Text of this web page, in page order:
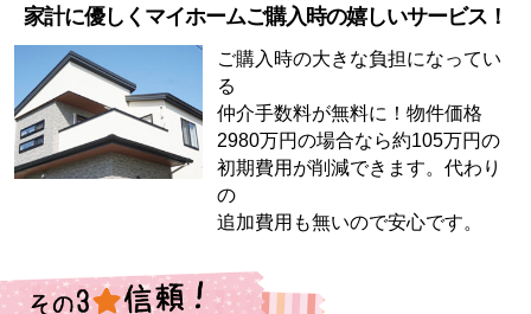
家計に優しくマイホームご購入時の嬉しいサービス！
ご購入時の大きな負担になってい
る
仲介手数料が無料に！物件価格
2980万円の場合なら約105万円の
初期費用が削減できます。代わり
の
追加費用も無いので安心です。